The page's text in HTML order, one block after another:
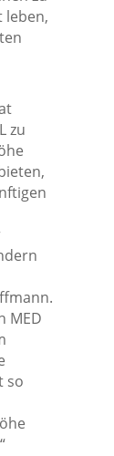
leben,
zu
MED
so